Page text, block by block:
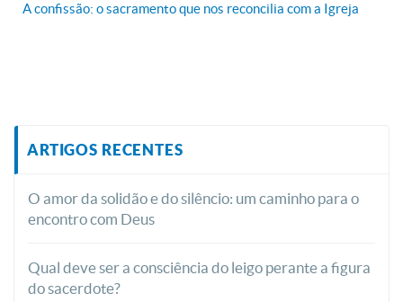
A confissão: o sacramento que nos reconcilia com a Igreja
ARTIGOS RECENTES
O amor da solidão e do silêncio: um caminho para o
encontro com Deus
Qual deve ser a consciência do leigo perante a figura
do sacerdote?